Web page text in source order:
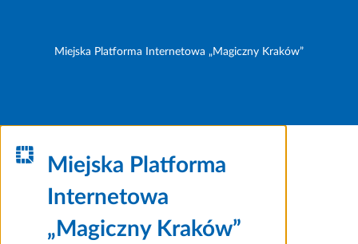
Miejska Platforma Internetowa „Magiczny Kraków”
Miejska Platforma
Internetowa
„Magiczny Kraków”